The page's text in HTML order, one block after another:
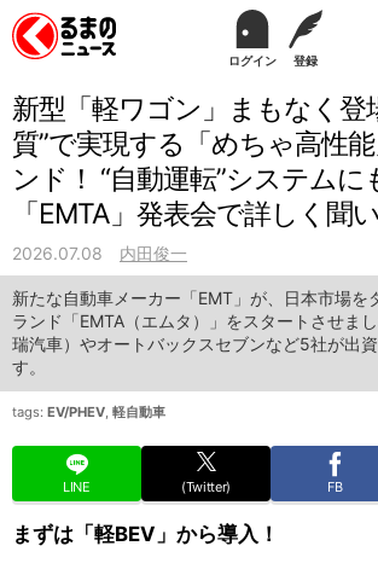
ログイン 登録
新型「軽ワゴン」まもなく登
質”で実現する「めちゃ高性
ンド！ “自動運転”システムに
「EMTA」発表会で詳しく聞
2026.07.08 内田俊一
新たな自動車メーカー「EMT」が、日本市場を
ランド「EMTA（エムタ）」をスタートさせま
瑞汽車）やオートバックスセブンなど5社が出
す。
tags: EV/PHEV, 軽自動車
LINE (Twitter) FB
まずは「軽BEV」から導入！